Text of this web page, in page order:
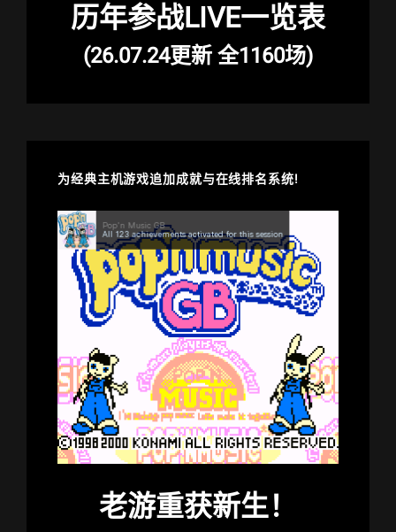
历年参战LIVE一览表
(26.07.24更新 全1160场)
为经典主机游戏追加成就与在线排名系统!
老游重获新生！